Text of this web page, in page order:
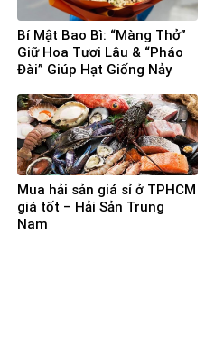
Bí Mật Bao Bì: “Màng Thở”
Giữ Hoa Tươi Lâu & “Pháo
Đài” Giúp Hạt Giống Nảy
Mua hải sản giá sỉ ở TPHCM
giá tốt – Hải Sản Trung
Nam